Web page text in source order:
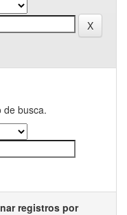
de busca.
registros por